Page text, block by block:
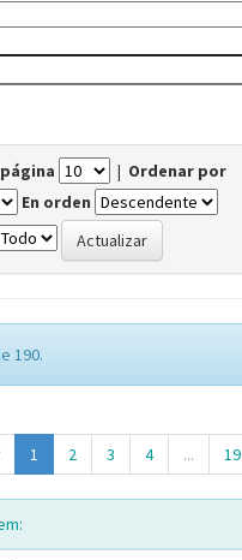
| Ordenar por
En orden
190.
1 2 3 4 ... 19